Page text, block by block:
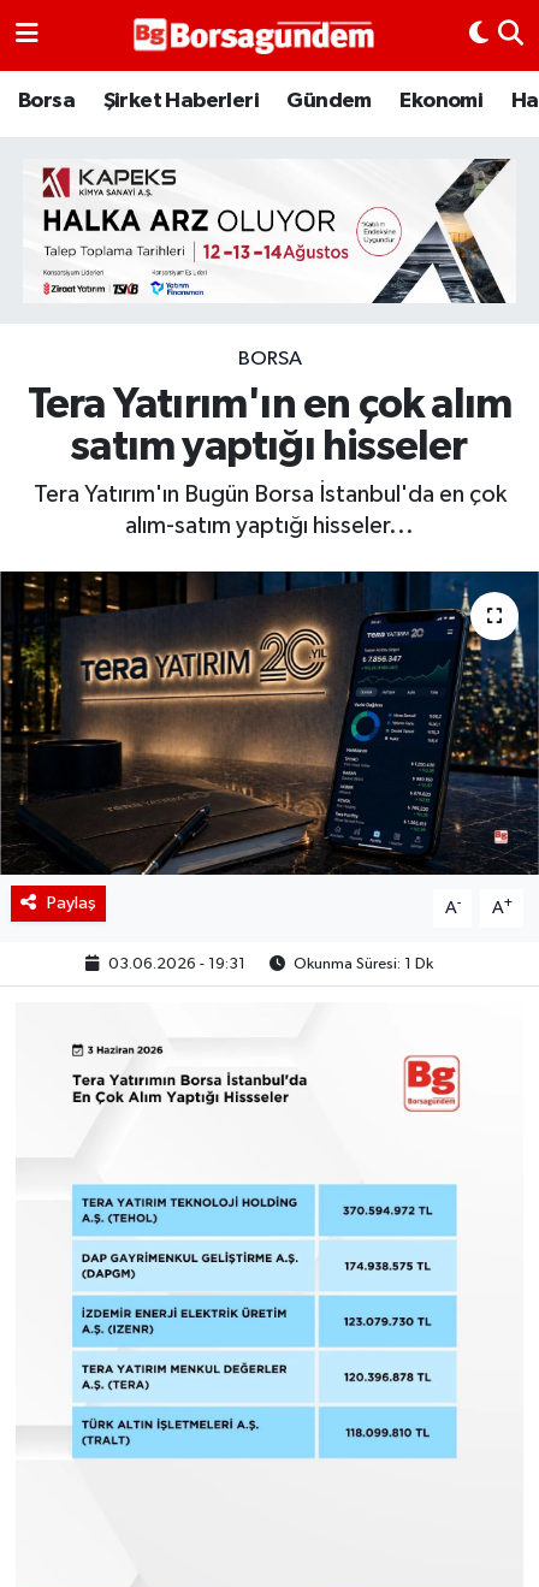
Borsa Şirket Haberleri Gündem Ekonomi
BORSA
Tera Yatırım'ın en çok alım
satım yaptığı hisseler
Tera Yatırım'ın Bugün Borsa İstanbul'da en çok
alım-satım yaptığı hisseler...
Paylaş A- A+
03.06.2026 - 19:31 Okunma Süresi: 1 Dk
Borsa
Emtia
Galeri
Bitcoin
Şirket Haberleri
Borsa Gundem
BIST 100 Isı Haritası
Coin Isı Haritası
Ekonomik Takvim
Kiripto Para Piyasası
Gizlilik Sözleşmesi
Hakkımızda
İletişim